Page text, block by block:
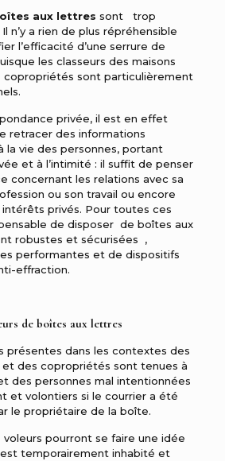
aux lettres sont trop
n’y a rien de plus répréhensible
l’efficacité d’une serrure de
les classeurs des maisons
copropriétés sont particulièrement
privée, il est en effet
retracer des informations
la vie des personnes, portant
et à l’intimité : il suffit de penser
concernant les relations avec sa
ou son travail ou encore
privés. Pour toutes ces
de disposer de boîtes aux
robustes et sécurisées ,
performantes et de dispositifs
effraction.
de boîtes aux lettres
présentes dans les contextes des
et des copropriétés sont tenues à
des personnes mal intentionnées
et volontiers si le courrier a été
le propriétaire de la boîte.
pourront se faire une idée
temporairement inhabité et